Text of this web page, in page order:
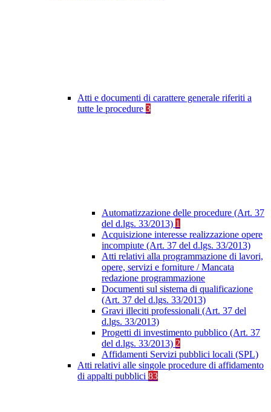
Atti e documenti di carattere generale riferiti a
tutte le procedure 3
Automatizzazione delle procedure (Art. 37
del d.lgs. 33/2013) 1
Acquisizione interesse realizzazione opere
incompiute (Art. 37 del d.lgs. 33/2013)
Atti relativi alla programmazione di lavori,
opere, servizi e forniture / Mancata
redazione programmazione
Documenti sul sistema di qualificazione
(Art. 37 del d.lgs. 33/2013)
Gravi illeciti professionali (Art. 37 del
d.lgs. 33/2013)
Progetti di investimento pubblico (Art. 37
del d.lgs. 33/2013) 2
Affidamenti Servizi pubblici locali (SPL)
Atti relativi alle singole procedure di affidamento
di appalti pubblici 83